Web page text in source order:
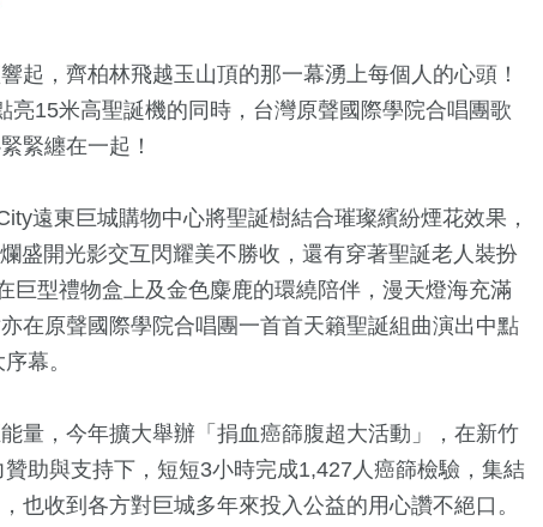
起，齊柏林飛越玉山頂的那一幕湧上每個人的心頭！
亮15米高聖誕機的同時，台灣原聲國際學院合唱團歌
緊纏在一起！
遠東巨城購物中心將聖誕樹結合璀璨繽紛煙花效果，
盛開光影交互閃耀美不勝收，還有穿著聖誕老人裝扮
巨型禮物盒上及金色麋鹿的環繞陪伴，漫天燈海充滿
在原聲國際學院合唱團一首首天籟聖誕組曲演出中點
幕。
量，今年擴大舉辦「捐血癌篩腹超大活動」，在新竹
助與支持下，短短3小時完成1,427人癌篩檢驗，集結
也收到各方對巨城多年來投入公益的用心讚不絕口。
佛教文化交
238+
旅遊
290
財經及消費
948